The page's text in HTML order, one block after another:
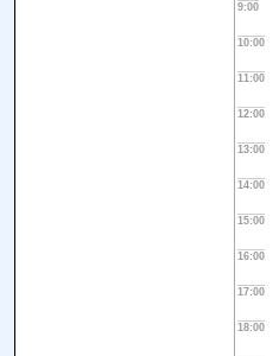
9:00
10:00
11:00
12:00
13:00
14:00
15:00
16:00
17:00
18:00